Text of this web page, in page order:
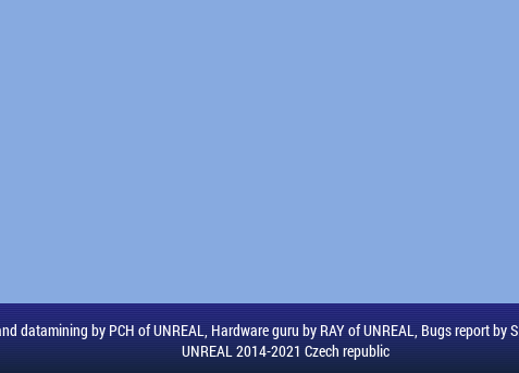
datamining by PCH of UNREAL, Hardware guru by RAY of UNREAL, Bugs report by
UNREAL 2014-2021 Czech republic